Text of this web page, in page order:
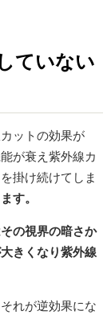
ていない
ットの効果が
が衰え紫外線カ
掛け続けてしま
す。
の視界の暗さか
きくなり紫外線
れが逆効果にな